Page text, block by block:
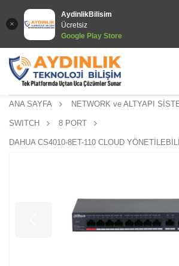
AydinlikBilisim
Ücretsiz
Google Play Store
ANA SAYFA NETWORK ve ALTYAPI
SWITCH 8 PORT
DAHUA CS4010-8ET-110 CLOUD